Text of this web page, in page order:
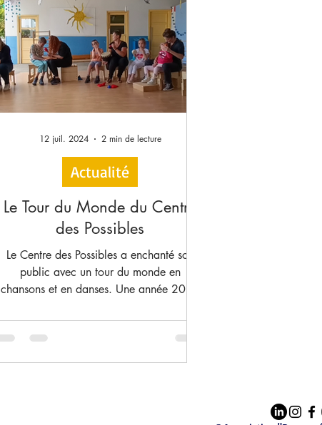
Le Tour du Monde du Centre
des Possibles
Le Centre des Possibles a enchanté son
public avec un tour du monde en
chansons et en danses. Une année 2024
Actualité
12 juil. 2024 2 min de lecture